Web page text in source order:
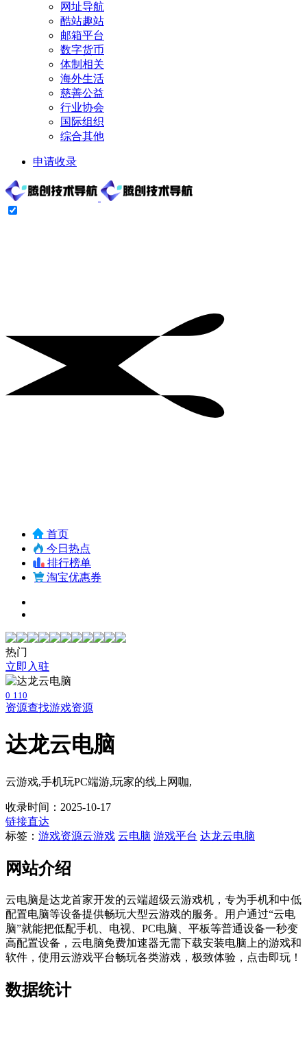
网址导航
酷站趣站
邮箱平台
数字货币
体制相关
海外生活
慈善公益
行业协会
国际组织
综合其他
申请收录
首页
今日热点
排行榜单
淘宝优惠券
热门
立即入驻
0 110
资源查找游戏资源
达龙云电脑
云游戏,手机玩PC端游,玩家的线上网咖,
收录时间：2025-10-17
链接直达
标签： 游戏资源云游戏 云电脑 游戏平台 达龙云电脑
网站介绍
云电脑是达龙首家开发的云端超级云游戏机，专为手机和中低
配置电脑等设备提供畅玩大型云游戏的服务。用户通过“云电
脑”就能把低配手机、电视、PC电脑、平板等普通设备一秒变
高配置设备，云电脑免费加速器无需下载安装电脑上的游戏和
软件，使用云游戏平台畅玩各类游戏，极致体验，点击即玩！
数据统计